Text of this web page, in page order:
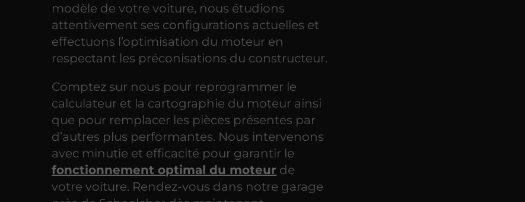
modèle de votre voiture, nous étudions
attentivement ses configurations actuelles et
effectuons l’optimisation du moteur en
respectant les préconisations du constructeur.
Comptez sur nous pour reprogrammer le
calculateur et la cartographie du moteur ainsi
que pour remplacer les pièces présentes par
d’autres plus performantes. Nous intervenons
avec minutie et efficacité pour garantir le
fonctionnement optimal du moteur de
votre voiture. Rendez-vous dans notre garage